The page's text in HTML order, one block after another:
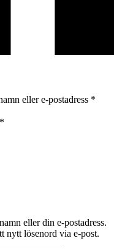
eller e-postadress *
*
eller din e-postadress.
nytt lösenord via e-post.